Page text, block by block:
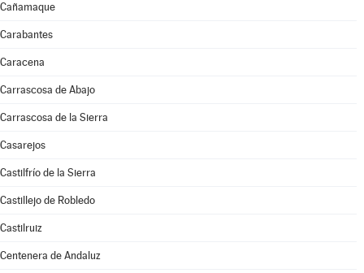
Cañamaque
Carabantes
Caracena
Carrascosa de Abajo
Carrascosa de la Sierra
Casarejos
Castilfrío de la Sierra
Castillejo de Robledo
Castilruiz
Centenera de Andaluz